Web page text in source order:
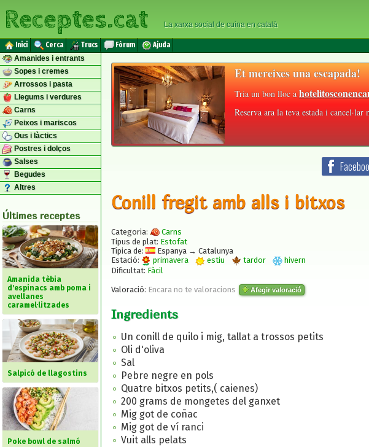
Receptes.cat La xarxa social de cuina en català
Inici Cerca Trucs Fòrum Ajuda
Amanides i entrants
Sopes i cremes
Arrossos i pasta
Llegums i verdures
Carns
Peixos i mariscos
Ous i làctics
Postres i dolços
Salses
Begudes
Altres
Últimes receptes
Amanida tèbia
d'espinacs amb poma i
avellanes
caramel·litzades
Salpicó de llagostins
Poke bowl de salmó
Et mereixes una escapada!
Tria un bon lloc a
Reserva ara la teva estada i cancel·lar
Conill fregit amb alls i bitxos
Categoria:
Carns
Tipus de plat: Estofat
Típica de:
Espanya → Catalunya
Estació:
primavera estiu tardor
hivern
Dificultat: Fàcil
Valoració: Encara no te valoracions Afegir valoració
Ingredients
Un conill de quilo i mig, tallat a trossos petits
Oli d'oliva
Sal
Pebre negre en pols
Quatre bitxos petits,( caienes)
200 grams de mongetes del ganxet
Mig got de coñac
Mig got de ví ranci
Vuit alls pelats